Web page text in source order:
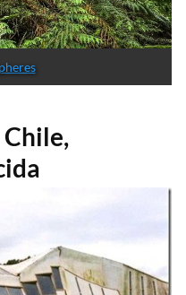
Chile,